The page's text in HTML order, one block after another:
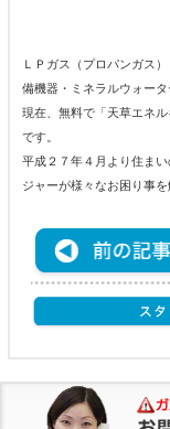
ＬＰガス（プロパンガス
備機器・ミネラルウォー
現在、無料で「天草エネ
です。
平成２７年４月より住ま
ジャーが様々なお困り事を